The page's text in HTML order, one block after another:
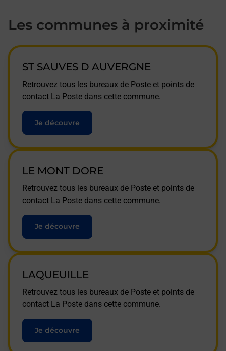
Les communes à proximité
ST SAUVES D AUVERGNE
Retrouvez tous les bureaux de Poste et points de
contact La Poste dans cette commune.
Je découvre
LE MONT DORE
Retrouvez tous les bureaux de Poste et points de
contact La Poste dans cette commune.
Je découvre
LAQUEUILLE
Retrouvez tous les bureaux de Poste et points de
contact La Poste dans cette commune.
Je découvre